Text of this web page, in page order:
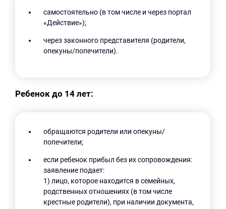
самостоятельно (в том числе и через портал
«Действие»);
через законного представителя (родители,
опекуны/попечители).
Ребенок до 14 лет:
обращаются родители или опекуны/
попечители;
если ребенок прибыл без их сопровождения:
заявление подает:
1) лицо, которое находится в семейных,
родственных отношениях (в том числе
крестные родители), при наличии документа,